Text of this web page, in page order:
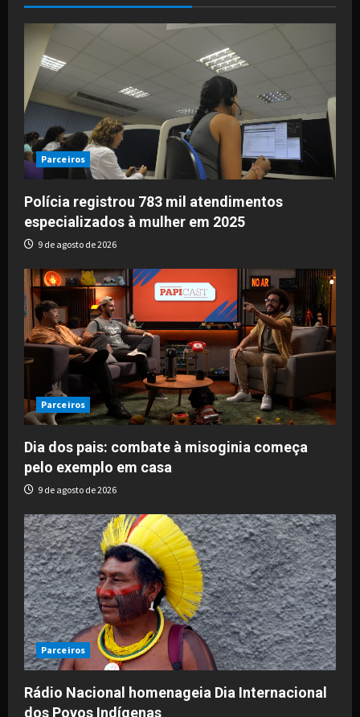
Parceiros
Polícia registrou 783 mil atendimentos
especializados à mulher em 2025
9 de agosto de 2026
Parceiros
Dia dos pais: combate à misoginia começa
pelo exemplo em casa
9 de agosto de 2026
Parceiros
Rádio Nacional homenageia Dia Internacional
dos Povos Indígenas